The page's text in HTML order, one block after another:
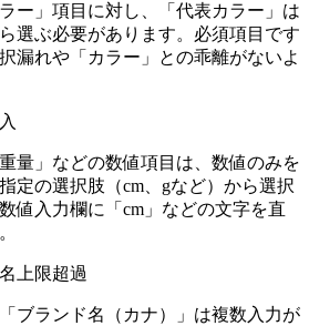
ー」項目に対し、「代表カラー」は
選ぶ必要があります。必須項目です
漏れや「カラー」との乖離がないよ
量」などの数値項目は、数値のみを
定の選択肢（cm、gなど）から選択
値入力欄に「cm」などの文字を直
上限超過
ブランド名（カナ）」は複数入力が